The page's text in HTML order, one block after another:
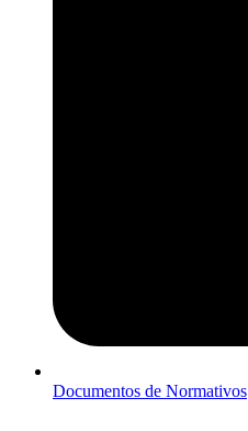
Documentos de Normativos